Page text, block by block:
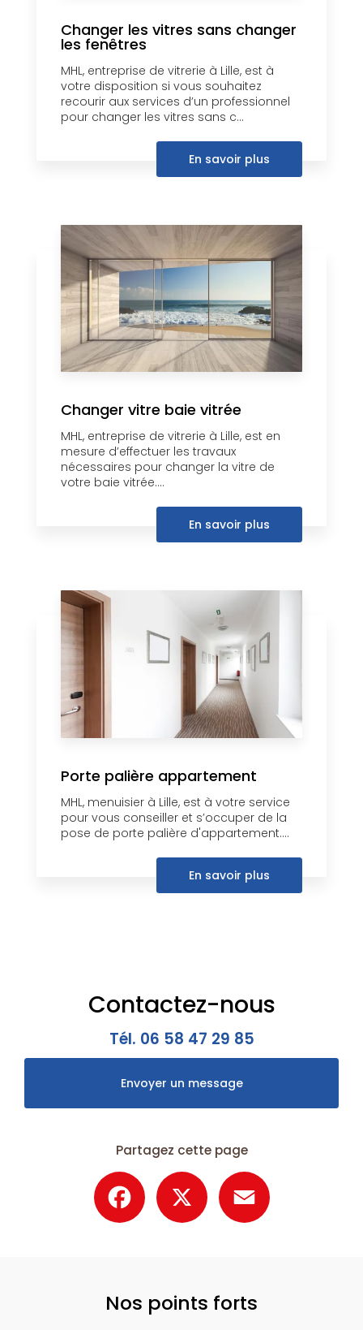
Changer les vitres sans changer
les fenêtres
MHL, entreprise de vitrerie à Lille, est à
votre disposition si vous souhaitez
recourir aux services d’un professionnel
pour changer les vitres sans c...
En savoir plus
Changer vitre baie vitrée
MHL, entreprise de vitrerie à Lille, est en
mesure d’effectuer les travaux
nécessaires pour changer la vitre de
votre baie vitrée....
En savoir plus
Porte palière appartement
MHL, menuisier à Lille, est à votre service
pour vous conseiller et s’occuper de la
pose de porte palière d'appartement....
En savoir plus
Contactez-nous
Tél. 06 58 47 29 85
Envoyer un message
Partagez cette page
Facebook
Nos points forts